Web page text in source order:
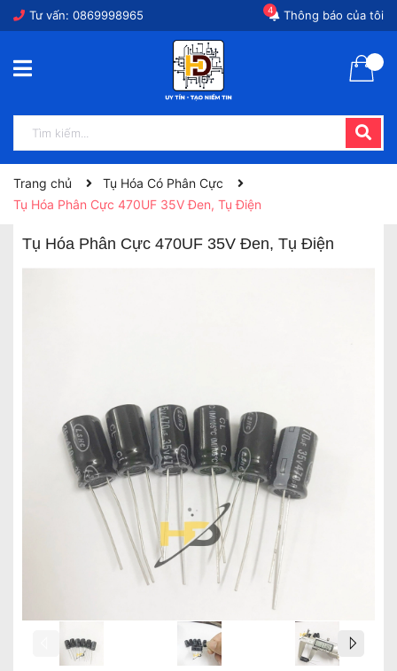
Tư vấn: 0869998965 Thông báo của tôi
4
Trang chủ
Tụ Hóa Có Phân Cực
Tụ Hóa Phân Cực 470UF 35V Đen, Tụ Điện
Tụ Hóa Phân Cực 470UF 35V Đen, Tụ Điện